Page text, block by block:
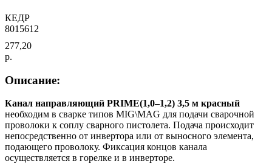
КЕДР
8015612
277,20
р.
Описание:
Канал направляющий PRIME(1,0–1,2) 3,5 м красный
необходим в сварке типов MIG\MAG для подачи сварочной
проволоки к соплу сварного пистолета. Подача происходит
непосредственно от инвертора или от выносного элемента,
подающего проволоку. Фиксация концов канала
осуществляется в горелке и в инверторе.